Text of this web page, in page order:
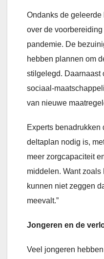
Ondanks de
over de
pandemie. De
hebben plannen om
stilgelegd. Daarnaast
sociaal-
van nieuwe
Experts benadrukken
deltaplan nodig is,
meer zorgcapaciteit
middelen. Want zoals
kunnen niet zeggen
meevalt.”
Jongeren en de
Veel jongeren